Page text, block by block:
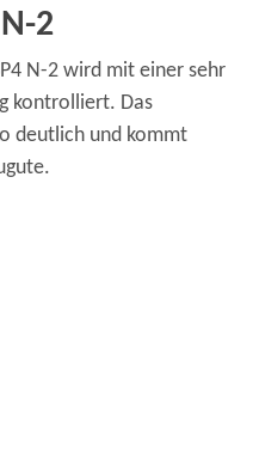
2
N-2 wird mit einer sehr
kontrolliert. Das
deutlich und kommt